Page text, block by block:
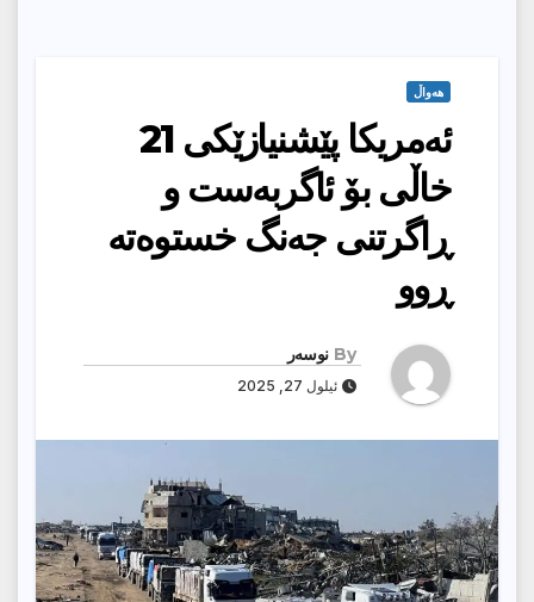
هەواڵ
ئه‌مریكا پێشنیازێكی 21
خاڵی بۆ ئاگربه‌ست و
ڕاگرتنی جه‌نگ خستوه‌ته‌
ڕوو
By نوسەر
ئیلول 27, 2025